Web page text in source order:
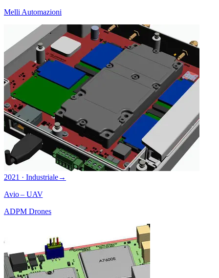
Melli Automazioni
2021 · Industriale→
Avio – UAV
ADPM Drones